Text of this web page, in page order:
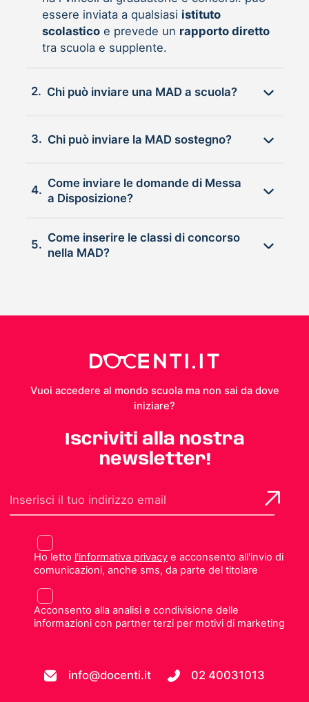
essere inviata a qualsiasi istituto
scolasticoe prevede un rapporto diretto
tra scuola e supplente.
2. Chi può inviare una MAD a scuola?
3. Chi può inviare la MAD sostegno?
4.
Come inviare le domande di Messa
a Disposizione?
5.
Come inserire le classi di concorso
nella MAD?
Vuoi accedere al mondo scuola ma non sai da dove
iniziare?
Iscriviti alla nostra
newsletter!
Ho letto l'informativa privacye acconsento all'invio di
comunicazioni, anche sms, da parte del titolare
Acconsento alla analisi e condivisione delle
informazioni con partner terzi per motivi di marketing
info@docenti.it 02 40031013